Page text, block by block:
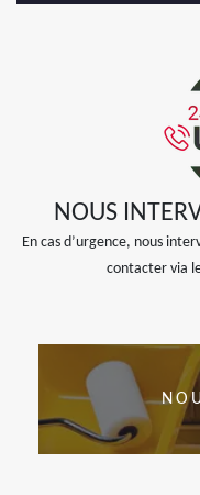
NOUS
En cas d’urgence, nous
contacter via